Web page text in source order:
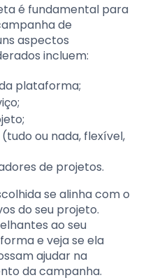
é fundamental para
de
aspectos
incluem:
plataforma;
ou nada, flexível,
de projetos.
se alinha com o
do seu projeto.
ao seu
e veja se ela
ajudar na
da campanha.